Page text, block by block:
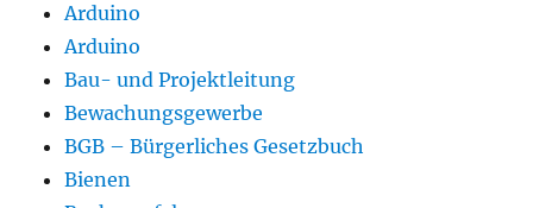
Arduino
Arduino
Bau- und Projektleitung
Bewachungsgewerbe
BGB – Bürgerliches Gesetzbuch
Bienen